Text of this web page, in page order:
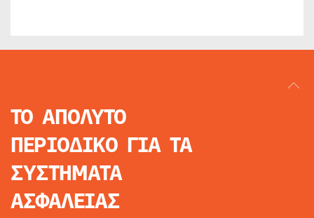
ΤΟ ΑΠΟΛΥΤΟ
ΠΕΡΙΟΔΙΚΟ ΓΙΑ ΤΑ
ΣΥΣΤΗΜΑΤΑ
ΑΣΦΑΛΕΙΑΣ